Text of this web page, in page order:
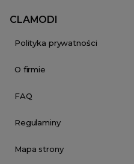
CLAMODI
Polityka prywatności
O firmie
FAQ
Regulaminy
Mapa strony